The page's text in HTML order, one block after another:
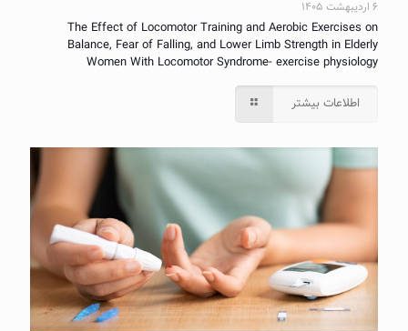
۶ اردیبهشت ۱۴۰۵
The Effect of Locomotor Training and Aerobic Exercises on
Balance, Fear of Falling, and Lower Limb Strength in Elderly
Women With Locomotor Syndrome- exercise physiology
اطلاعات بیشتر